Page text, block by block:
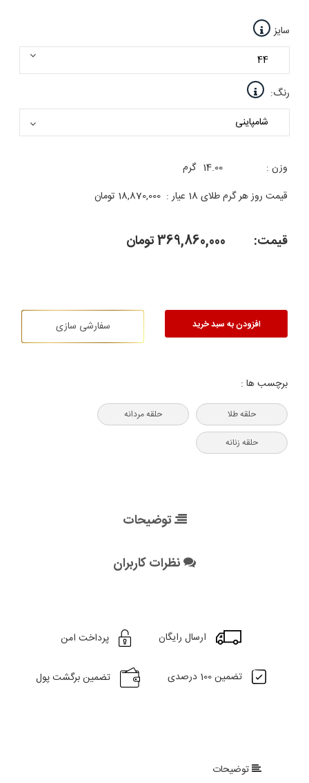
سایز
رنگ:
وزن : 14.00 گرم
قیمت روز هر گرم طلای 18 عیار :
18,870,000 تومان
قیمت: 369,860,000تومان
افزودن به سبد خرید سفارشی سازی
برچسب ها :
حلقه طلا حلقه مردانه
حلقه زنانه
توضیحات
نظرات کاربران
ارسال رایگان پرداخت امن
تضمین 100 درصدی تضمین برگشت پول
توضیحات